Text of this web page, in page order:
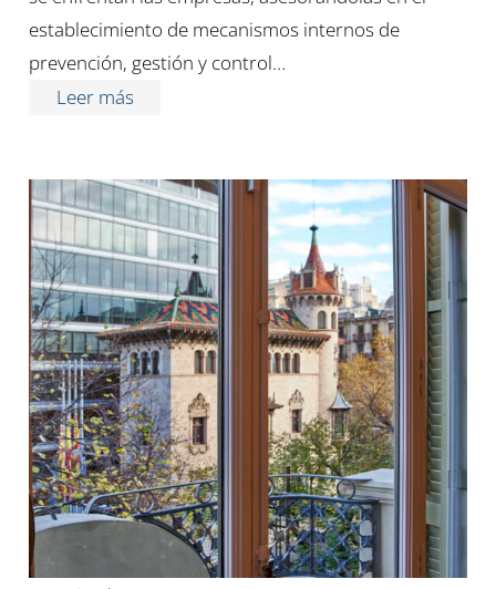
establecimiento de mecanismos internos de
prevención, gestión y control…
Leer más